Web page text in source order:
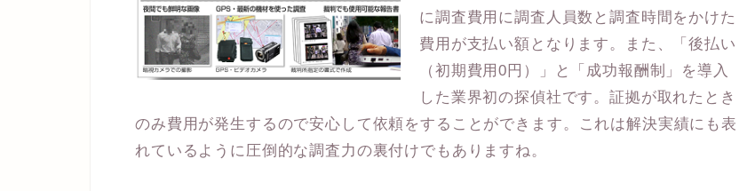
に調査費用に調査人員数と調査時間をかけた
費用が支払い額となります。また、「後払い
（初期費用0円）」と「成功報酬制」を導入
した業界初の探偵社です。証拠が取れたとき
のみ費用が発生するので安心して依頼をすることができます。これは解決実績にも表
れているように圧倒的な調査力の裏付けでもありますね。